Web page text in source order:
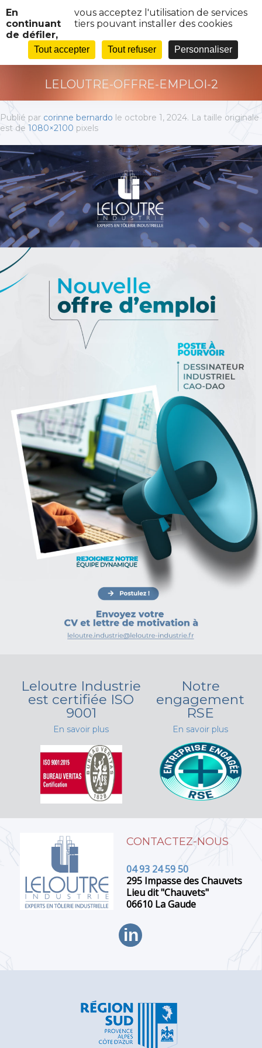
LELOUTRE-OFFRE-EMPLOI-2
LELOUTRE-OFFRE-EMPLOI-2
Publié par corinne bernardo le octobre 1, 2024. La taille originale
est de 1080×2100 pixels
Leloutre Industrie
est certifiée ISO
9001
En savoir plus
Notre
engagement
RSE
En savoir plus
CONTACTEZ-NOUS
04 93 24 59 50
295 Impasse des Chauvets
Lieu dit "Chauvets"
06610 La Gaude
in
Panneau de gestion des cookies
En
continuant
de défiler,
vous acceptez l'utilisation de services
tiers pouvant installer des cookies
Tout accepter Tout refuser Personnaliser